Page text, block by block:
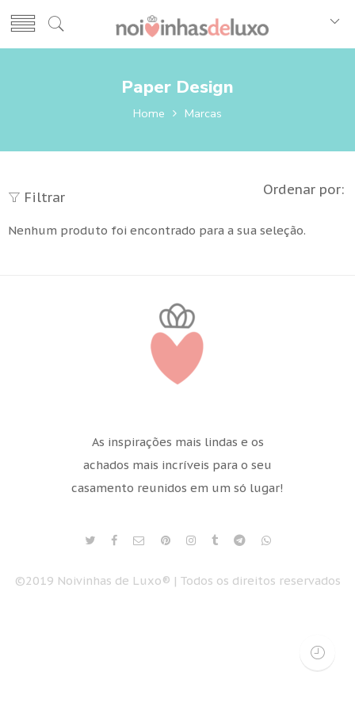
Paper Design
Home Marcas
Filtrar Ordenar por:
Nenhum produto foi encontrado para a sua seleção.
As inspirações mais lindas e os
achados mais incríveis para o seu
casamento reunidos em um só lugar!
©2019 Noivinhas de Luxo® | Todos os direitos reservados